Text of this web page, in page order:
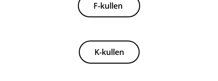
F-kullen
K-kullen